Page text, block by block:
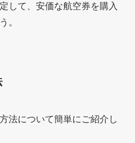
して、安価な航空券を購入
。
法について簡単にご紹介し